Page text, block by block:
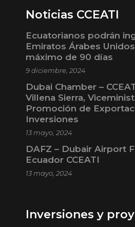
Noticias CCEATI
Ecuatorianos podrán
Emiratos Árabes
máximo de 90 días
9 diciembre, 2024
Dubai Chamber –
Villena Sierra,
Promoción de
Inversiones
13 mayo, 2024
DAFZ – Dubair Airport
Ecuador CCEATI
13 mayo, 2024
Inversiones y